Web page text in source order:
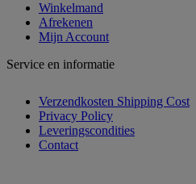
Winkelmand
Afrekenen
Mijn Account
Service en informatie
Verzendkosten Shipping Cost
Privacy Policy
Leveringscondities
Contact